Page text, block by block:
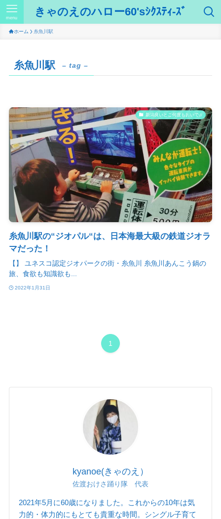
きゃのえのハロー60'sｼｸｽﾃｨ-ｽﾞ
menu
ホーム 糸魚川駅
糸魚川駅 – tag –
新潟良いとこ何度もおいで♫
糸魚川駅の“ジオパル“は、日本海最大級の鉄道ジオラ
マだった！
【】 ユネスコ認定ジオパークの街・糸魚川 糸魚川あんこう鍋の
旅、食欲も知識欲も...
2022年1月31日
1
kyanoe(きゃのえ）
佐渡おけさ踊り隊 代表
2021年5月に60歳になりました。これからの10年は気
力的・体力的にもとても貴重な時間。シングル子育て